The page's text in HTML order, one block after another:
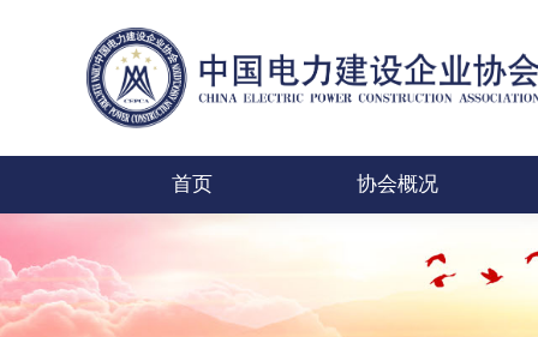
首页 协会概况